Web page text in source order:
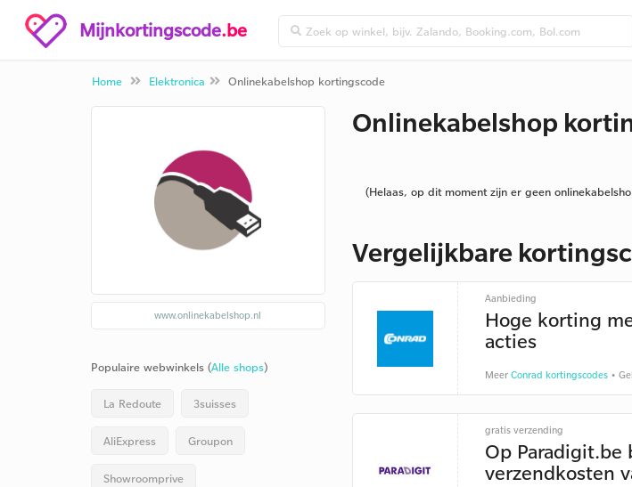
Mijnkortingscode.be
Home Elektronica Onlinekabelshop kortingscode
Onlinekabelshop
(Helaas, op dit moment zijn er geen
Vergelijkbare
Aanbieding
Hoge korting
acties
Meer Conrad kortingscodes•
gratis verzending
Op Paradigit.be
verzendkosten
www.onlinekabelshop.nl
Populaire webwinkels (Alle shops)
La Redoute 3suisses
AliExpress Groupon
Showroomprive